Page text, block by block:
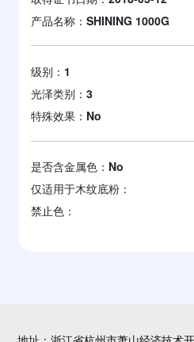
产品名称： SHINING 1000G
级别： 1
光泽类别： 3
特殊效果： No
是否含金属色： No
仅适用于木纹底粉：
禁止色：